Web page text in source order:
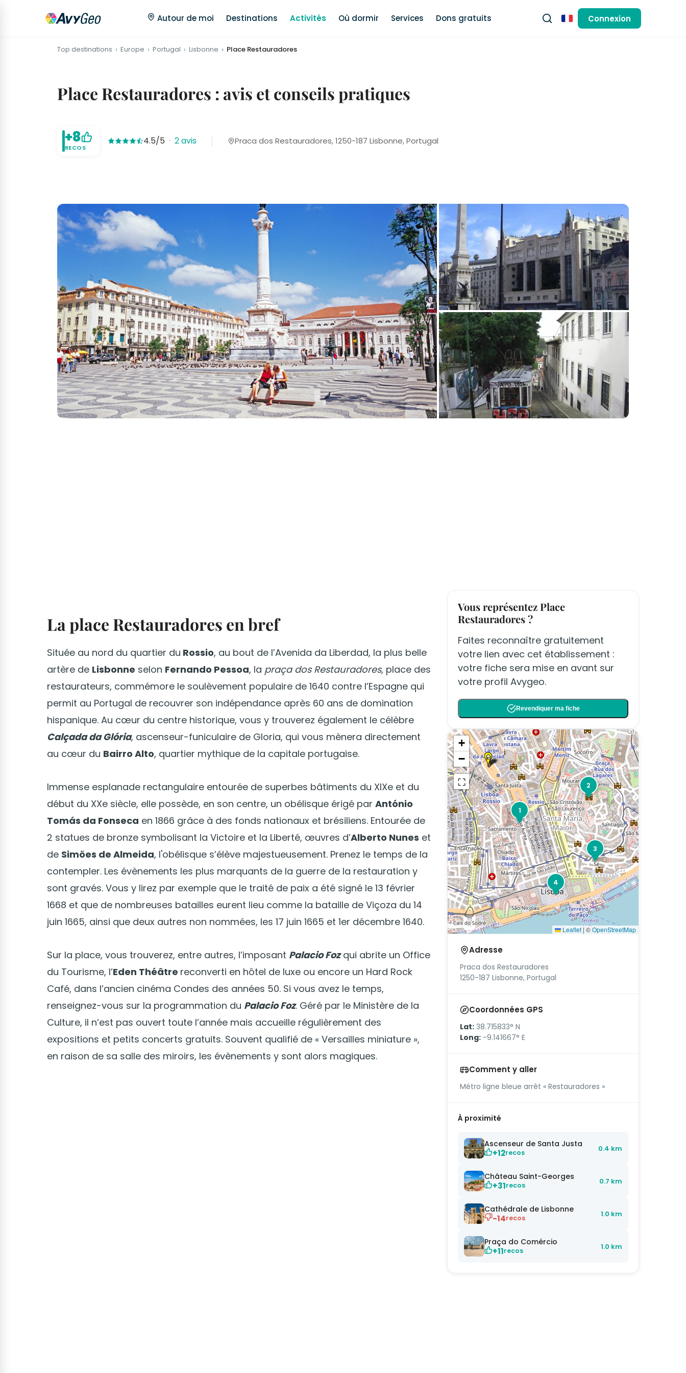
Autour de moi Destinations Activités Où dormir Services Dons gratuits FrançaisConnexion
Top destinations Europe Portugal Lisbonne Place Restauradores
Place Restauradores : avis et conseils pratiques
+8
RECOS
4.5/5 · 2 avis Praca dos Restauradores, 1250-187 Lisbonne, Portugal
La place Restauradores en bref
Située au nord du quartier du Rossio, au bout de l’Avenida da Liberdad, la plus belle
artère de Lisbonne selon Fernando Pessoa, la praça dos Restauradores, place des
restaurateurs, commémore le soulèvement populaire de 1640 contre l’Espagne qui
permit au Portugal de recouvrer son indépendance après 60 ans de domination
hispanique. Au cœur du centre historique, vous y trouverez également le célèbre
Calçada da Glória, ascenseur-funiculaire de Gloria, qui vous mènera directement
au cœur du Bairro Alto, quartier mythique de la capitale portugaise.
Immense esplanade rectangulaire entourée de superbes bâtiments du XIXe et du
début du XXe siècle, elle possède, en son centre, un obélisque érigé par António
Tomás da Fonseca en 1866 grâce à des fonds nationaux et brésiliens. Entourée de
2 statues de bronze symbolisant la Victoire et la Liberté, œuvres d’Alberto Nunes et
de Simões de Almeida, l'obélisque s’élève majestueusement. Prenez le temps de la
contempler. Les évènements les plus marquants de la guerre de la restauration y
sont gravés. Vous y lirez par exemple que le traité de paix a été signé le 13 février
1668 et que de nombreuses batailles eurent lieu comme la bataille de Viçoza du 14
juin 1665, ainsi que deux autres non nommées, les 17 juin 1665 et 1er décembre 1640.
Sur la place, vous trouverez, entre autres, l’imposant Palacio Fozqui abrite un Office
du Tourisme, l’Eden Théâtre reconverti en hôtel de luxe ou encore un Hard Rock
Café, dans l’ancien cinéma Condes des années 50. Si vous avez le temps,
renseignez-vous sur la programmation du Palacio Foz. Géré par le Ministère de la
Culture, il n’est pas ouvert toute l’année mais accueille régulièrement des
expositions et petits concerts gratuits. Souvent qualifié de « Versailles miniature »,
en raison de sa salle des miroirs, les évènements y sont alors magiques.
Vous représentez Place
Restauradores ?
Faites reconnaître gratuitement
votre lien avec cet établissement :
votre fiche sera mise en avant sur
votre profil Avygeo.
Revendiquer ma fiche
1
2
3
4
+
−
⛶
Leaflet|©OpenStreetMap
Adresse
Praca dos Restauradores
1250-187 Lisbonne, Portugal
Coordonnées GPS
Lat: 38.715833° N
Long: -9.141667° E
Comment y aller
Métro ligne bleue arrêt « Restauradores »
À proximité
Ascenseur de Santa Justa
+12recos 0.4 km
Château Saint-Georges
+31recos 0.7 km
Cathédrale de Lisbonne
-14recos 1.0 km
Praça do Comércio
+11recos 1.0 km